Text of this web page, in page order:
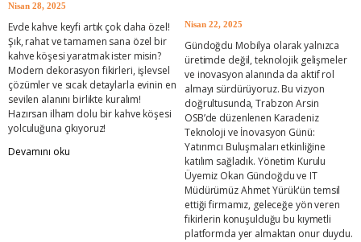
Nisan 28, 2025
Evde kahve keyfi artık çok daha özel!
Şık, rahat ve tamamen sana özel bir
kahve köşesi yaratmak ister misin?
Modern dekorasyon fikirleri, işlevsel
çözümler ve sıcak detaylarla evinin en
sevilen alanını birlikte kuralım!
Hazırsan ilham dolu bir kahve köşesi
yolculuğuna çıkıyoruz!
Devamını oku
Nisan 22, 2025
Gündoğdu Mobilya olarak yalnızca
üretimde değil, teknolojik gelişmeler
ve inovasyon alanında da aktif rol
almayı sürdürüyoruz. Bu vizyon
doğrultusunda, Trabzon Arsin
OSB’de düzenlenen Karadeniz
Teknoloji ve İnovasyon Günü:
Yatırımcı Buluşmaları etkinliğine
katılım sağladık. Yönetim Kurulu
Üyemiz Okan Gündoğdu ve IT
Müdürümüz Ahmet Yürük'ün temsil
ettiği firmamız, geleceğe yön veren
fikirlerin konuşulduğu bu kıymetli
platformda yer almaktan onur duydu.